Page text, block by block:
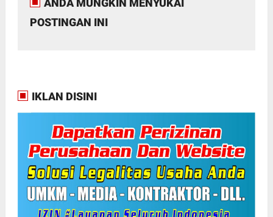
ANDA MUNGKIN MENYUKAI
POSTINGAN INI
IKLAN DISINI